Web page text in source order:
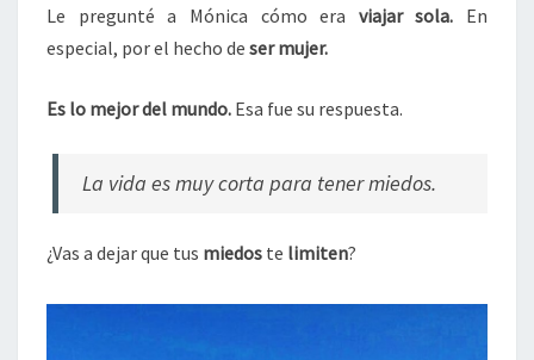
Le pregunté a Mónica cómo era viajar sola. En
especial, por el hecho de ser mujer.
Es lo mejor del mundo. Esa fue su respuesta.
La vida es muy corta para tener miedos.
¿Vas a dejar que tus miedos te limiten?